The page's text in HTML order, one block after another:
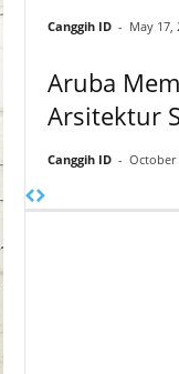
Canggih ID - May 17,
Aruba
Arsitektur
Canggih ID - October